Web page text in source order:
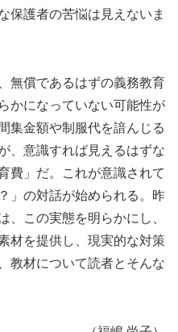
保護者の苦悩は見えないま
無償であるはずの義務教育
かになっていない可能性が
集金額や制服代を諳んじる
、意識すれば見えるはずな
費」だ。これが意識されて
」の対話が始められる。昨
、この実態を明らかにし、
材を提供し、現実的な対策
教材について読者とそんな